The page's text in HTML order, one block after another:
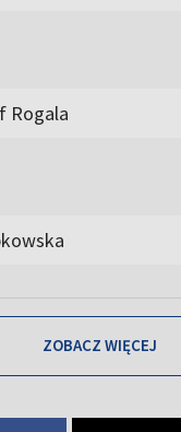
Rogala
ZOBACZ WIĘCEJ